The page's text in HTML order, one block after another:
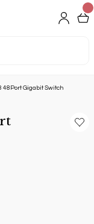
48Port Gigabit Switch